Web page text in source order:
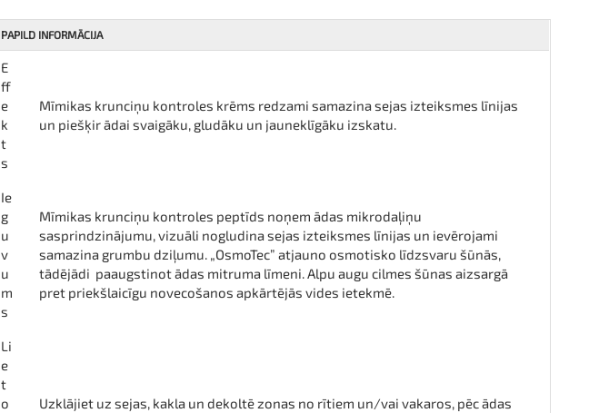
PAPILD INFORMĀCIJA
E
ff
e
k
t
s
Mīmikas krunciņu kontroles krēms redzami samazina sejas izteiksmes līnijas
un piešķir ādai svaigāku, gludāku un jauneklīgāku izskatu.
Ie
g
u
v
u
m
s
Mīmikas krunciņu kontroles peptīds noņem ādas mikrodaļiņu
sasprindzinājumu, vizuāli nogludina sejas izteiksmes līnijas un ievērojami
samazina grumbu dziļumu. „OsmoTec” atjauno osmotisko līdzsvaru šūnās,
tādējādi paaugstinot ādas mitruma līmeni. Alpu augu cilmes šūnas aizsargā
pret priekšlaicīgu novecošanos apkārtējās vides ietekmē.
Li
e
t
o
Uzklājiet uz sejas, kakla un dekoltē zonas no rītiem un/vai vakaros, pēc ādas